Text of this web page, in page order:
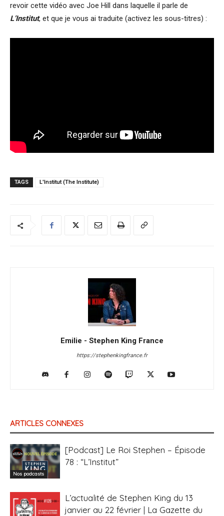
revoir cette vidéo avec Joe Hill dans laquelle il parle de
L’Institut, et que je vous ai traduite (activez les sous-titres) :
TAGS L'Institut (The Institute)
Emilie - Stephen King France
https://stephenkingfrance.fr
ARTICLES CONNEXES
Nos podcasts
[Podcast] Le Roi Stephen – Épisode
78 : “L’Institut”
L’actualité de Stephen King du 13
janvier au 22 février | La Gazette du